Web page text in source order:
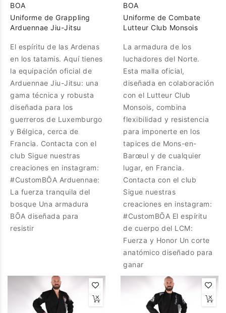
BOA
Uniforme de Grappling
Arduennae Jiu-Jitsu
El espíritu de las Ardenas
en los tatamis. Aquí tienes
la equipación oficial de
Arduennae Jiu-Jitsu: una
gama técnica y robusta
diseñada para los
guerreros de Luxemburgo
y Bélgica, cerca de
Francia. Contacta con el
club Sigue nuestras
creaciones en instagram:
#CustomBŌA Arduennae:
La fuerza tranquila del
bosque Una armadura
BŌA diseñada para
resistir
BOA
Uniforme de Combate
Lutteur Club Monsois
La armadura de los
luchadores del Norte.
Esta malla oficial,
diseñada en colaboración
con el Lutteur Club
Monsois, combina
flexibilidad y resistencia
para imponerte en los
tapices de Mons-en-
Barœul y de cualquier
lugar, en Francia.
Contacta con el club
Sigue nuestras
creaciones en instagram:
#CustomBŌA El espíritu
de cuerpo del LCM:
Fuerza y Honor Un corte
anatómico diseñado para
ganar